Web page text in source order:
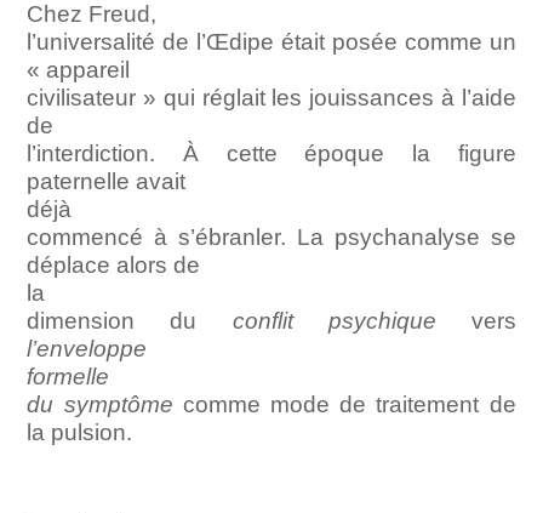
Chez Freud,
l’universalité de l’Œdipe était posée comme un
« appareil
civilisateur » qui réglait les jouissances à l’aide
de
l’interdiction. À cette époque la figure
paternelle avait
déjà
commencé à s’ébranler. La psychanalyse se
déplace alors de
la
dimension du conflit psychique vers
l’enveloppe
formelle
du symptôme comme mode de traitement de
la pulsion.